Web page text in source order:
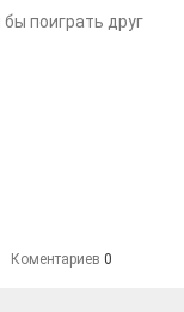
поиграть друг
Коментариев 0